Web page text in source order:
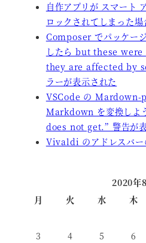
自作アプリが スマート
ロックされてしまった
Composer でパッケー
したら but these
they are affected by
ラーが表示された
VSCode の Mardown-
Markdown を変換しよ
does not get.” 警告が
Vivaldi のアドレスバー
2020年
月
火 水 木
3
4 5 6